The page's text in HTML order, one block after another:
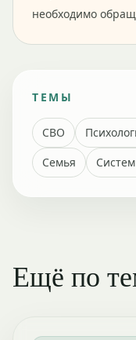
необходимо
ТЕМЫ
СВО
Семья
Ещё по